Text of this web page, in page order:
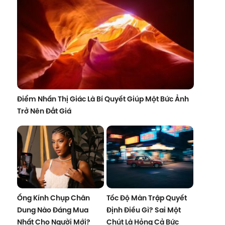
Điểm Nhấn Thị Giác Là Bí Quyết Giúp Một Bức Ảnh
Trở Nên Đắt Giá
Ống Kính Chụp Chân
Dung Nào Đáng Mua
Nhất Cho Người Mới?
Tốc Độ Màn Trập Quyết
Định Điều Gì? Sai Một
Chút Là Hỏng Cả Bức